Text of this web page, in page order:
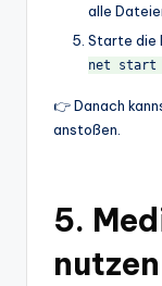
alle
Starte die
net start
👉 Danach
anstoßen.
5.
nutzen